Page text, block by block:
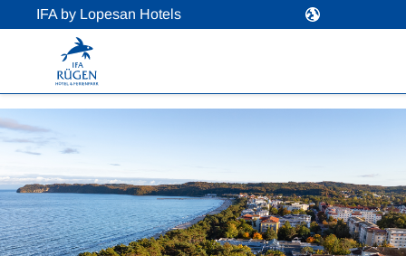
IFA by Lopesan Hotels